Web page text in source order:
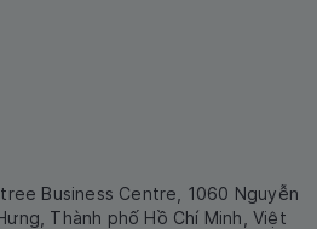
Business Centre, 1060 Nguyễn
Thành phố Hồ Chí Minh, Việt